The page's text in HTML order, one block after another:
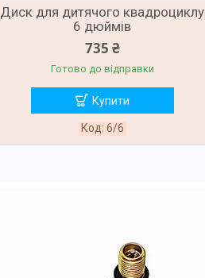
Диск для дитячого квадроциклу
6 дюймів
735 ₴
Готово до відправки
Купити
6/6